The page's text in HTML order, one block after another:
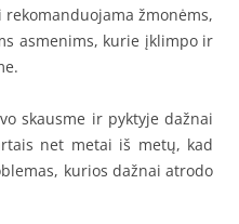
žmonėms,
asmenims, kurie įklimpo ir
skausme ir pyktyje dažnai
net metai iš metų, kad
kurios dažnai atrodo